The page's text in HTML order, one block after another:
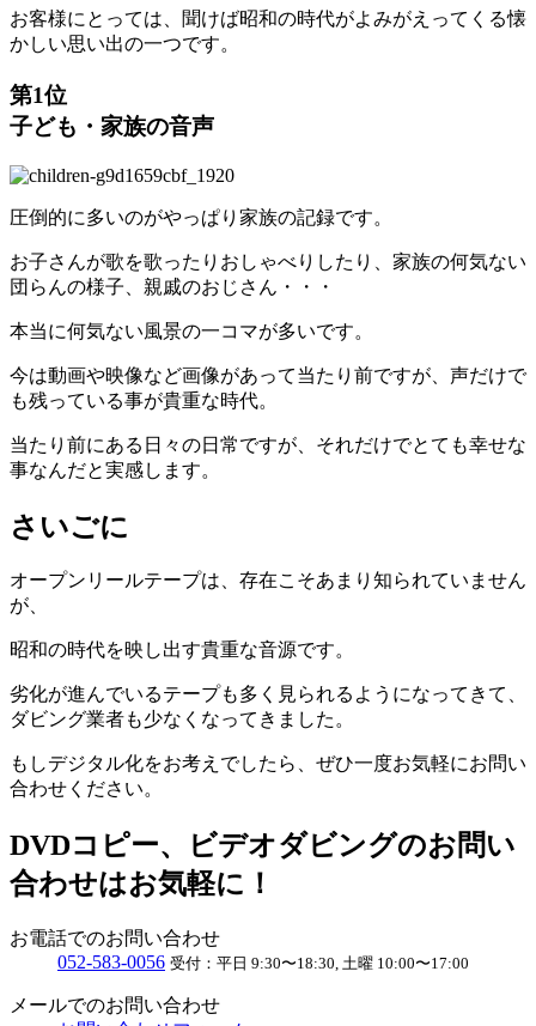
お客様にとっては、聞けば昭和の時代がよみがえってくる懐
かしい思い出の一つです。
第1位
子ども・家族の音声
圧倒的に多いのがやっぱり家族の記録です。
お子さんが歌を歌ったりおしゃべりしたり、家族の何気ない
団らんの様子、親戚のおじさん・・・
本当に何気ない風景の一コマが多いです。
今は動画や映像など画像があって当たり前ですが、声だけで
も残っている事が貴重な時代。
当たり前にある日々の日常ですが、それだけでとても幸せな
事なんだと実感します。
さいごに
オープンリールテープは、存在こそあまり知られていません
が、
昭和の時代を映し出す貴重な音源です。
劣化が進んでいるテープも多く見られるようになってきて、
ダビング業者も少なくなってきました。
もしデジタル化をお考えでしたら、ぜひ一度お気軽にお問い
合わせください。
DVDコピー、ビデオダビングのお問い
合わせはお気軽に！
お電話でのお問い合わせ
052-583-0056 受付： 平日 9:30〜18:30, 土曜 10:00〜17:00
メールでのお問い合わせ